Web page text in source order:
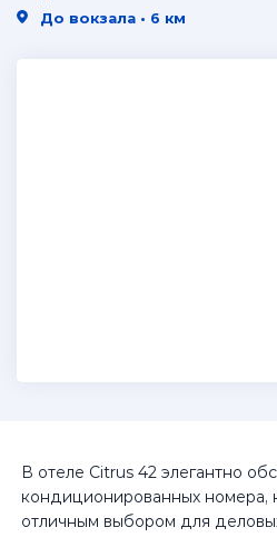
В отеле Citrus 42 элегантно
кондиционированных номера,
отличным выбором для
До вокзала • 6 км